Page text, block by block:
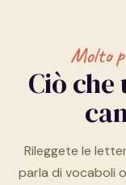
Molto
Ciò
Rileggete le
parla di vocaboli